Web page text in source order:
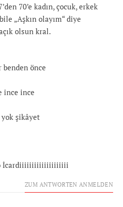
70’e kadın, çocuk, erkek
„Aşkın olayım“ diye
olsun kral.
benden önce
ince ince
şikâyet
İcardiiiiiiiiiiiiiiiiiiii
ZUM ANTWORTEN ANMELDEN